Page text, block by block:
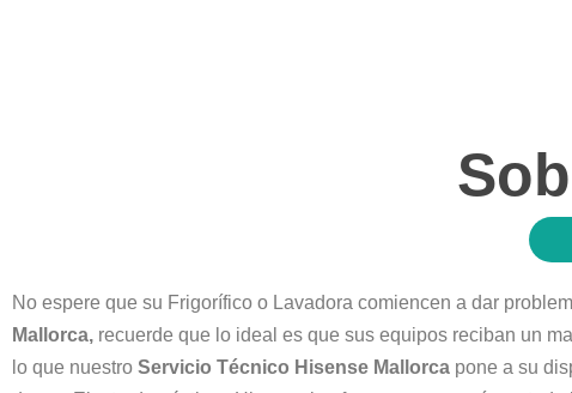
No espere que su Frigorífico o Lavadora comiencen a dar
Mallorca, recuerde que lo ideal es que sus equipos reciban un
lo que nuestro Servicio Técnico Hisense Mallorca pone a su